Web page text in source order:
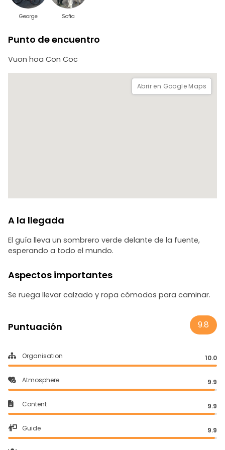
George Sofia
Punto de encuentro
Vuon hoa Con Coc
Abrir en Google Maps
A la llegada
El guía lleva un sombrero verde delante de la fuente,
esperando a todo el mundo.
Aspectos importantes
Se ruega llevar calzado y ropa cómodos para caminar.
Puntuación 9.8
Organisation 10.0
Atmosphere 9.9
Content 9.9
Guide 9.9